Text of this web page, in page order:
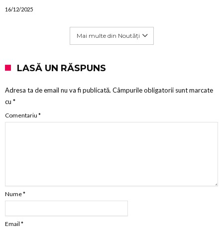
16/12/2025
Mai multe din Noutăți
LASĂ UN RĂSPUNS
Adresa ta de email nu va fi publicată. Câmpurile obligatorii sunt marcate
cu *
Comentariu *
Nume*
Email *